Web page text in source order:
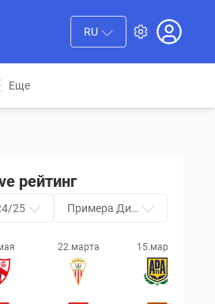
RU
Еще
рейтинг
25
Примера Див
22.марта 15.марта